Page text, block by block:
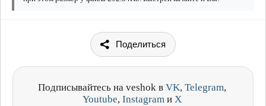
Поделиться
Подписывайтесь на veshok в VK, Telegram,
Youtube, Instagram и X